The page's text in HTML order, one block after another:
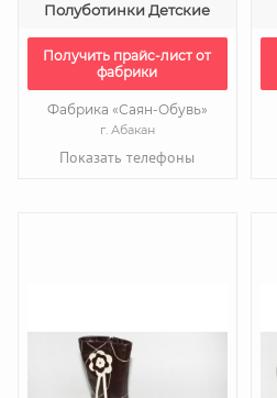
Полуботинки Детские
Получить прайс-лист от
фабрики
Фабрика «Саян-Обувь»
г. Абакан
Показать телефоны